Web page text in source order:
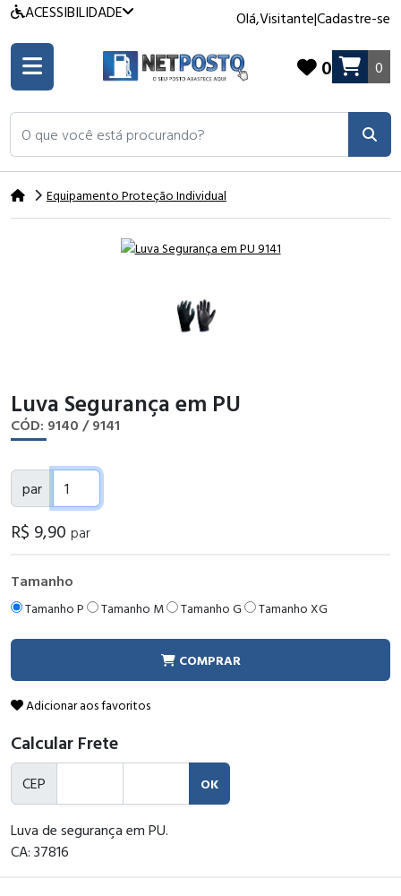
ACESSIBILIDADE Olá,Visitante|Cadastre-se
O que você está procurando?
0 0
Equipamento Proteção Individual
Luva Segurança em PU
CÓD: 9140 / 9141
par
R$ 9,90 par
Tamanho
Tamanho P Tamanho M Tamanho G Tamanho XG
COMPRAR
Adicionar aos favoritos
Calcular Frete
CEP OK
Luva de segurança em PU.
CA: 37816